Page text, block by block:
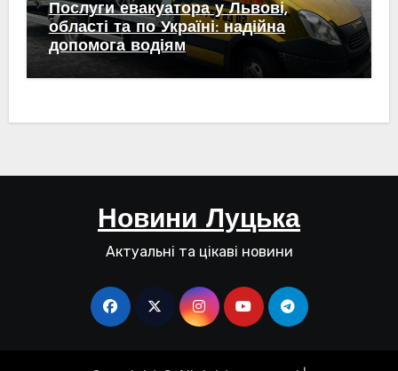
Послуги евакуатора у Львові,
області та по Україні: надійна
допомога водіям
Новини Луцька
Актуальні та цікаві новини